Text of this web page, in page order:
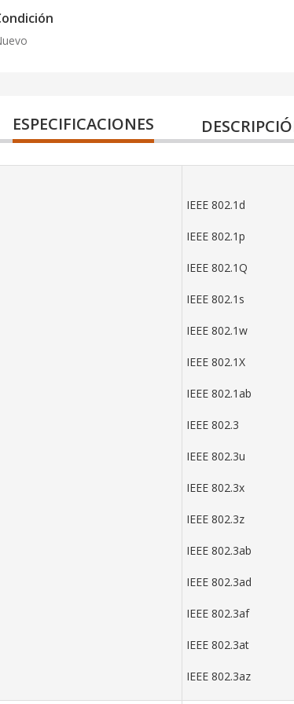
ESPECIFICACIONES
IEEE 802.1d
IEEE 802.1p
IEEE 802.1Q
IEEE 802.1s
IEEE 802.1w
IEEE 802.1X
IEEE 802.1ab
IEEE 802.3
IEEE 802.3u
IEEE 802.3x
IEEE 802.3z
IEEE 802.3ab
IEEE 802.3ad
IEEE 802.3af
IEEE 802.3at
IEEE 802.3az